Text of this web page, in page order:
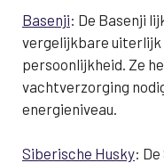
Basenji: De Basenji
vergelijkbare uiterlijk
persoonlijkheid. Ze
vachtverzorging
energieniveau.
Siberische Husky: